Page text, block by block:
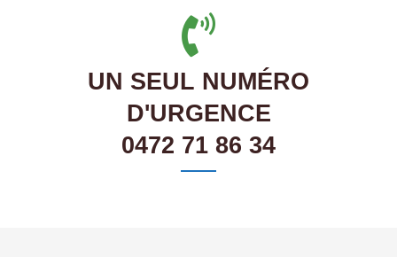
UN SEUL NUMÉRO
D'URGENCE
0472 71 86 34